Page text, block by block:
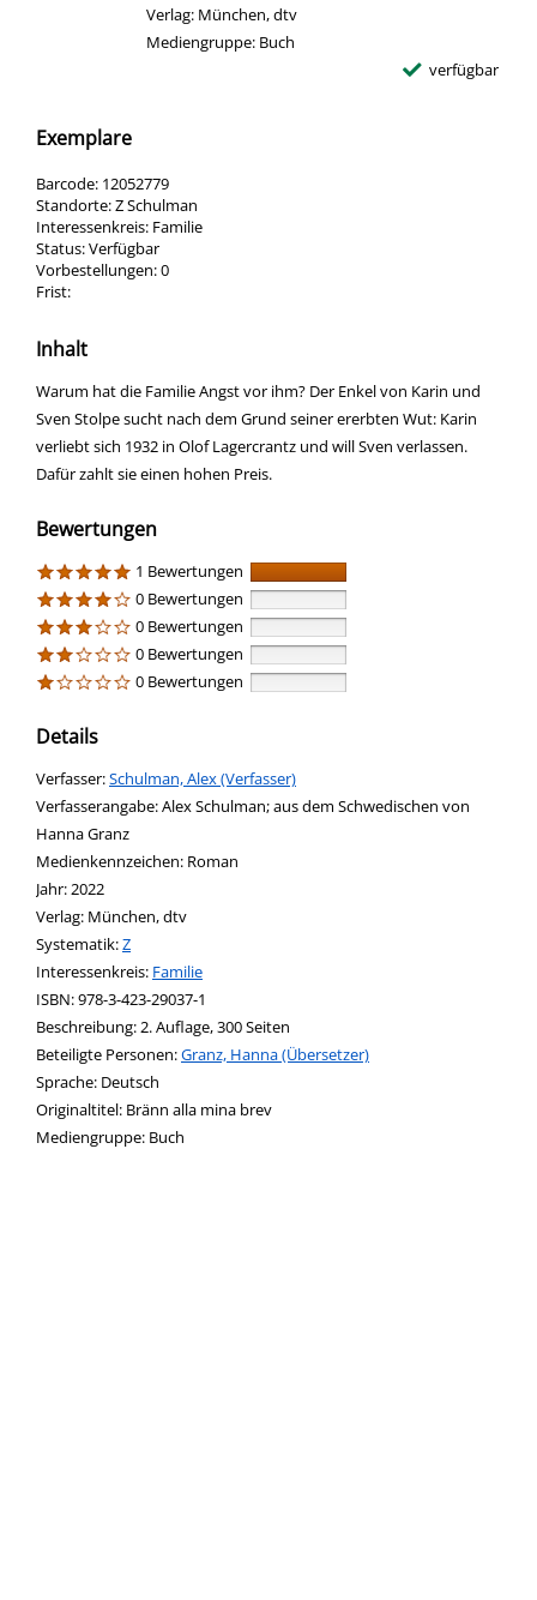
Verlag: München, dtv
Mediengruppe: Buch
verfügbar
Exemplare
Barcode: 12052779
Standorte:Z Schulman
Interessenkreis: Familie
Status:Verfügbar
Vorbestellungen:0
Frist:
Inhalt
Warum hat die Familie Angst vor ihm? Der Enkel von Karin und
Sven Stolpe sucht nach dem Grund seiner ererbten Wut: Karin
verliebt sich 1932 in Olof Lagercrantz und will Sven verlassen.
Dafür zahlt sie einen hohen Preis.
Bewertungen
1 Bewertungen
0 Bewertungen
0 Bewertungen
0 Bewertungen
0 Bewertungen
Details
Verfasser:Suche nach diesem Verfasser
Schulman, Alex (Verfasser)
Verfasserangabe:Alex Schulman; aus dem Schwedischen von
Hanna Granz
Medienkennzeichen: Roman
Jahr:2022
Verlag: München, dtv
opens in new tab
Diesen Link in neuem Tab öffnen
Systematik:Suche nach dieser Systematik
Z
Interessenkreis: Suche nach diesem Interessenskreis
Familie
ISBN:978-3-423-29037-1
Beschreibung:2. Auflage, 300 Seiten
Beteiligte Personen:Suche nach dieser Beteiligten Person
Granz, Hanna (Übersetzer)
Sprache: Deutsch
Originaltitel: Bränn alla mina brev
Mediengruppe: Buch